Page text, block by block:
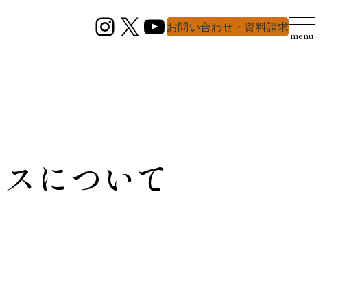
Instagram
X YouTube
お問い合わせ・資料請求
menu
について